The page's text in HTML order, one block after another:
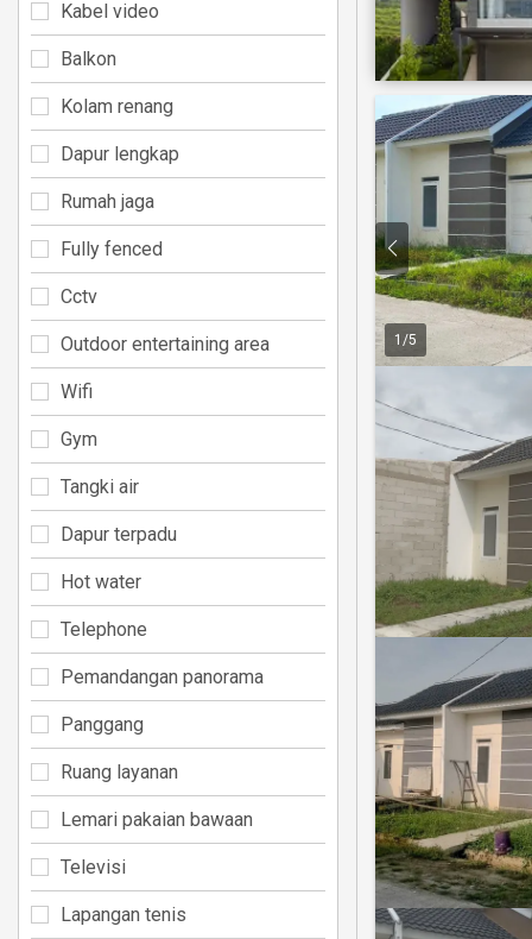
1 /5
Kabel video
Balkon
Kolam renang
Dapur lengkap
Rumah jaga
Fully fenced
Cctv
Outdoor entertaining area
Wifi
Gym
Tangki air
Dapur terpadu
Hot water
Telephone
Pemandangan panorama
Panggang
Ruang layanan
Lemari pakaian bawaan
Televisi
Lapangan tenis